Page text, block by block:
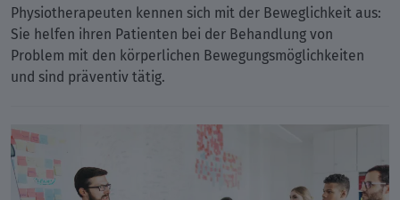
Physiotherapeuten kennen sich mit der Beweglichkeit aus:
Sie helfen ihren Patienten bei der Behandlung von
Problem mit den körperlichen Bewegungsmöglichkeiten
und sind präventiv tätig.